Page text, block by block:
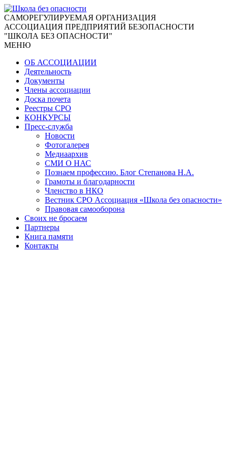
CАМОРЕГУЛИРУЕМАЯ ОРГАНИЗАЦИЯ
АССОЦИАЦИЯ ПРЕДПРИЯТИЙ БЕЗОПАСНОСТИ
"ШКОЛА БЕЗ ОПАСНОСТИ"
МЕНЮ
ОБ АССОЦИАЦИИ
Деятельность
Документы
Члены ассоциации
Доска почета
Реестры СРО
КОНКУРСЫ
Пресс-служба
Новости
Фотогалерея
Медиаархив
СМИ О НАС
Познаем профессию. Блог Степанова Н.А.
Грамоты и благодарности
Членство в НКО
Вестник СРО Ассоциация «Школа без опасности»
Правовая самооборона
Своих не бросаем
Партнеры
Книга памяти
Контакты